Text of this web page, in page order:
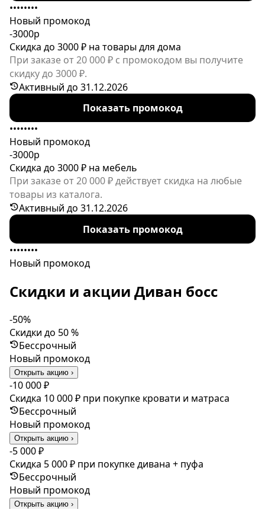
••••••••
Новый промокод
-3000р
Скидка до 3000 ₽ на товары для дома
При заказе от 20 000 ₽ с промокодом вы получите
скидку до 3000 ₽.
Активный до 31.12.2026
Показать промокод
••••••••
Новый промокод
-3000р
Скидка до 3000 ₽ на мебель
При заказе от 20 000 ₽ действует скидка на любые
товары из каталога.
Активный до 31.12.2026
Показать промокод
••••••••
Новый промокод
Скидки и акции Диван босс
-50%
Скидки до 50 %
Бессрочный
Новый промокод
Открыть акцию ›
-10 000 ₽
Скидка 10 000 ₽ при покупке кровати и матраса
Бессрочный
Новый промокод
Открыть акцию ›
-5 000 ₽
Скидка 5 000 ₽ при покупке дивана + пуфа
Бессрочный
Новый промокод
Открыть акцию ›